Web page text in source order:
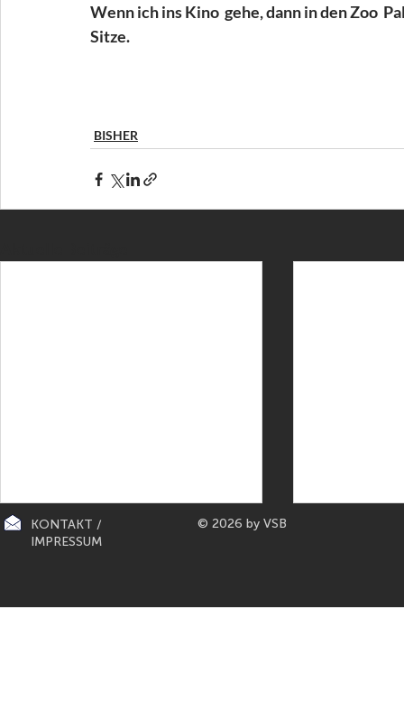
Wenn ich ins Kino  gehe, dann in den Zoo
Sitze.
BISHER
KONTAKT /
IMPRESSUM
© 2026 by VSB